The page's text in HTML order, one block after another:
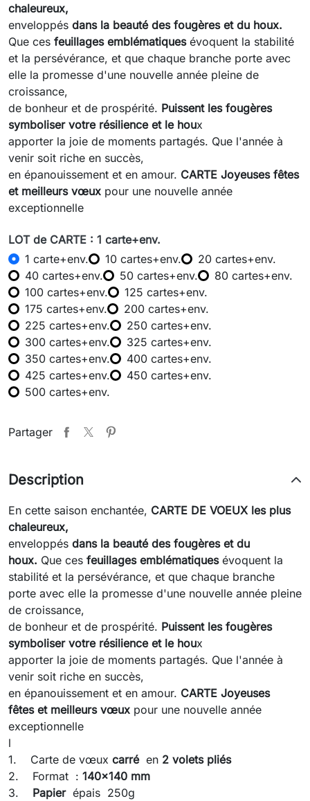
chaleureux,
enveloppés dans la beauté des fougères et du houx.
Que ces feuillages emblématiquesévoquent la stabilité
et la persévérance, et que chaque branche porte avec
elle la promesse d'une nouvelle année pleine de
croissance,
de bonheur et de prospérité. Puissent les fougères
symboliser votre résilience et le houx
apporter la joie de moments partagés. Que l'année à
venir soit riche en succès,
en épanouissement et en amour. CARTE Joyeuses fêtes
et meilleurs vœux pour une nouvelle année
exceptionnelle
LOT de CARTE : 1 carte+env.
1 carte+env.
10 cartes+env.
20 cartes+env.
40 cartes+env.
50 cartes+env.
80 cartes+env.
100 cartes+env.
125 cartes+env.
175 cartes+env.
200 cartes+env.
225 cartes+env.
250 cartes+env.
300 cartes+env.
325 cartes+env.
350 cartes+env.
400 cartes+env.
425 cartes+env.
450 cartes+env.
500 cartes+env.
Partager
Description
En cette saison enchantée, CARTE DE VOEUX les plus
chaleureux,
enveloppés dans la beauté des fougères et du
houx. Que ces feuillages emblématiquesévoquent la
stabilité et la persévérance, et que chaque branche
porte avec elle la promesse d'une nouvelle année pleine
de croissance,
de bonheur et de prospérité. Puissent les fougères
symboliser votre résilience et le houx
apporter la joie de moments partagés. Que l'année à
venir soit riche en succès,
en épanouissement et en amour. CARTE Joyeuses
fêtes et meilleurs vœux pour une nouvelle année
exceptionnelle
l
1. Carte de vœux carréen 2 volets pliés
2. Format : 140x140 mm
3.
Papier épais 250g